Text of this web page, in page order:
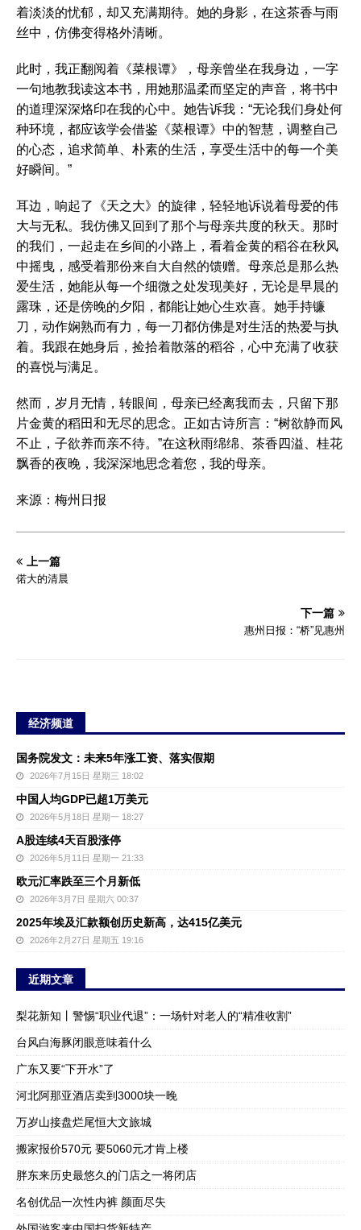
着淡淡的忧郁，却又充满期待。她的身影，在这茶香与雨
丝中，仿佛变得格外清晰。
此时，我正翻阅着《菜根谭》，母亲曾坐在我身边，一字
一句地教我读这本书，用她那温柔而坚定的声音，将书中
的道理深深烙印在我的心中。她告诉我：“无论我们身处何
种环境，都应该学会借鉴《菜根谭》中的智慧，调整自己
的心态，追求简单、朴素的生活，享受生活中的每一个美
好瞬间。”
耳边，响起了《天之大》的旋律，轻轻地诉说着母爱的伟
大与无私。我仿佛又回到了那个与母亲共度的秋天。那时
的我们，一起走在乡间的小路上，看着金黄的稻谷在秋风
中摇曳，感受着那份来自大自然的馈赠。母亲总是那么热
爱生活，她能从每一个细微之处发现美好，无论是早晨的
露珠，还是傍晚的夕阳，都能让她心生欢喜。她手持镰
刀，动作娴熟而有力，每一刀都仿佛是对生活的热爱与执
着。我跟在她身后，捡拾着散落的稻谷，心中充满了收获
的喜悦与满足。
然而，岁月无情，转眼间，母亲已经离我而去，只留下那
片金黄的稻田和无尽的思念。正如古诗所言：“树欲静而风
不止，子欲养而亲不待。”在这秋雨绵绵、茶香四溢、桂花
飘香的夜晚，我深深地思念着您，我的母亲。
来源：梅州日报
上一篇
偌大的清晨
下一篇
惠州日报：“桥”见惠州
经济频道
国务院发文：未来5年涨工资、落实假期
2026年7月15日 星期三 18:02
中国人均GDP已超1万美元
2026年5月18日 星期一 18:27
A股连续4天百股涨停
2026年5月11日 星期一 21:33
欧元汇率跌至三个月新低
2026年3月7日 星期六 00:37
2025年埃及汇款额创历史新高，达415亿美元
2026年2月27日 星期五 19:16
近期文章
梨花新知丨警惕“职业代退”：一场针对老人的“精准收割”
台风白海豚闭眼意味着什么
广东又要“下开水”了
河北阿那亚酒店卖到3000块一晚
万岁山接盘烂尾恒大文旅城
搬家报价570元 要5060元才肯上楼
胖东来历史最悠久的门店之一将闭店
名创优品一次性内裤 颜面尽失